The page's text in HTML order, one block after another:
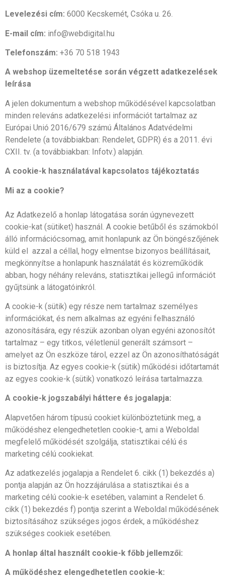
Levelezési cím: 6000 Kecskemét, Csóka u. 26.
E-mail cím: info@webdigital.hu
Telefonszám: +36 70 518 1943
A webshop üzemeltetése során végzett adatkezelések
leírása
A jelen dokumentum a webshop működésével kapcsolatban
minden releváns adatkezelési információt tartalmaz az
Európai Unió 2016/679 számú Általános Adatvédelmi
Rendelete (a továbbiakban: Rendelet, GDPR) és a 2011. évi
CXII. tv. (a továbbiakban: Infotv.) alapján.
A cookie-k használatával kapcsolatos tájékoztatás
Mi az a cookie?
Az Adatkezelő a honlap látogatása során úgynevezett
cookie-kat (sütiket) használ. A cookie betűből és számokból
álló információcsomag, amit honlapunk az Ön böngészőjének
küld el azzal a céllal, hogy elmentse bizonyos beállításait,
megkönnyítse a honlapunk használatát és közreműködik
abban, hogy néhány releváns, statisztikai jellegű információt
gyűjtsünk a látogatóinkról.
A cookie-k (sütik) egy része nem tartalmaz személyes
információkat, és nem alkalmas az egyéni felhasználó
azonosítására, egy részük azonban olyan egyéni azonosítót
tartalmaz – egy titkos, véletlenül generált számsort –
amelyet az Ön eszköze tárol, ezzel az Ön azonosíthatóságát
is biztosítja. Az egyes cookie-k (sütik) működési időtartamát
az egyes cookie-k (sütik) vonatkozó leírása tartalmazza.
A cookie-k jogszabályi háttere és jogalapja:
Alapvetően három típusú cookiet különböztetünk meg, a
működéshez elengedhetetlen cookie-t, ami a Weboldal
megfelelő működését szolgálja, statisztikai célú és
marketing célú cookiekat.
Az adatkezelés jogalapja a Rendelet 6. cikk (1) bekezdés a)
pontja alapján az Ön hozzájárulása a statisztikai és a
marketing célú cookie-k esetében, valamint a Rendelet 6.
cikk (1) bekezdés f) pontja szerint a Weboldal működésének
biztosításához szükséges jogos érdek, a működéshez
szükséges cookiek esetében.
A honlap által használt cookie-k főbb jellemzői:
A működéshez elengedhetetlen cookie-k: